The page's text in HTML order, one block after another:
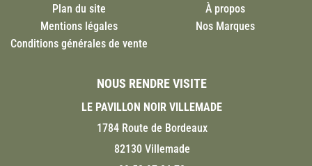
Plan du site
Mentions légales
Conditions générales de vente
À propos
Nos Marques
NOUS RENDRE VISITE
LE PAVILLON NOIR VILLEMADE
1784 Route de Bordeaux
82130 Villemade